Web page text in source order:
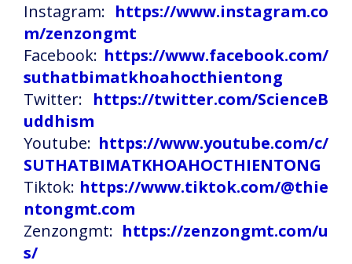
Instagram: https://www.instagram.co
m/zenzongmt
Facebook: https://www.facebook.com/
suthatbimatkhoahocthientong
Twitter: https://twitter.com/ScienceB
uddhism
Youtube: https://www.youtube.com/c/
SUTHATBIMATKHOAHOCTHIENTONG
Tiktok: https://www.tiktok.com/@thie
ntongmt.com
Zenzongmt: https://zenzongmt.com/u
s/